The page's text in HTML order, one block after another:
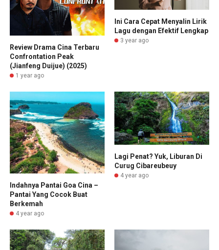
Review Drama Cina Terbaru
Confrontation Peak
(Jianfeng Duijue) (2025)
1 year ago
Ini Cara Cepat Menyalin Lirik
Lagu dengan Efektif Lengkap
3 year ago
Indahnya Pantai Goa Cina –
Pantai Yang Cocok Buat
Berkemah
4 year ago
Lagi Penat? Yuk, Liburan Di
Curug Cibareubeuy
4 year ago